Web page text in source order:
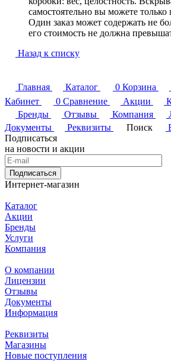
самостоятельно вы можете только
Один заказ может содержать не
его стоимость не должна
Назад к списку
Главная Каталог 0 Корзина
Кабинет
0 Сравнение Акции
Бренды
Отзывы Компания
Документы
Реквизиты Поиск
Подписаться
на новости и акции
Подписаться
Интернет-магазин
Каталог
Акции
Бренды
Услуги
Компания
О компании
Лицензии
Отзывы
Документы
Информация
Реквизиты
Магазины
Новые поступления